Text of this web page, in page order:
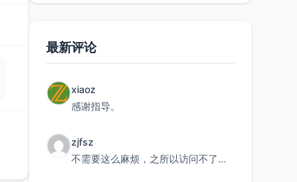
最新评论
xiaoz
感谢指导。
zjfsz
不需要这么麻烦，之所以访问不了，是由于非对称路由的问题，在爱快主路由添加一条静态路由192.168.